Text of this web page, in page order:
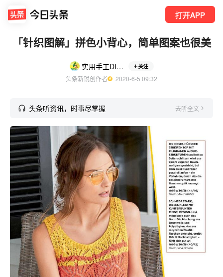
打开APP
「针织图解」拼色小背心，简单图案也很美
实用手工DIY制作 关注
头条新锐创作者
  2020-6-5 09:32
头条听资讯，时事尽掌握 去听全文